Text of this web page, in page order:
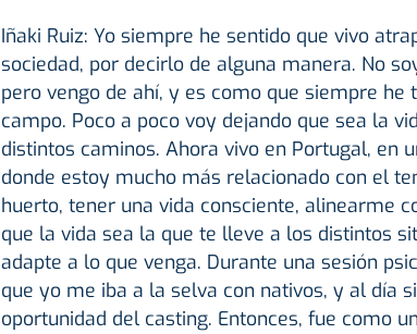
Iñaki Ruiz: Yo siempre he sentido que vivo
sociedad, por decirlo de alguna manera. No
pero vengo de ahí, y es como que siempre he
campo. Poco a poco voy dejando que sea la
distintos caminos. Ahora vivo en Portugal, en
donde estoy mucho más relacionado con el
huerto, tener una vida consciente, alinearme
que la vida sea la que te lleve a los distintos
adapte a lo que venga. Durante una sesión
que yo me iba a la selva con nativos, y al día
oportunidad del casting. Entonces, fue como